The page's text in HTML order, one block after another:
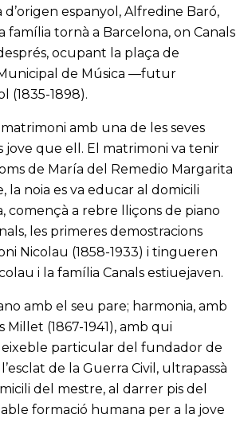
espanyol, Alfredine Baró,
família tornà a Barcelona, on Canals
ocupant la plaça de
de Música —futur
(1835-1898).
amb una de les seves
jove que ell. El matrimoni va tenir
de María del Remedio Margarita
la noia es va educar al domicili
començà a rebre lliçons de piano
les primeres demostracions
Nicolau (1858-1933) i tingueren
i la família Canals estiuejaven.
amb el seu pare; harmonia, amb
(1867-1941), amb qui
particular del fundador de
de la Guerra Civil, ultrapassà
del mestre, al darrer pis del
formació humana per a la jove